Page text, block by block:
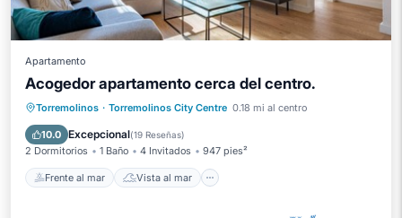
Apartamento
Acogedor apartamento cerca del centro.
Torremolinos · Torremolinos City Centre 0.18 mi al centro
10.0 Excepcional(19 Reseñas)
2 Dormitorios 1 Baño 4 Invitados 947 pies²
Frente al mar Vista al mar
Frente al mar Vista al mar
Vistas
Cocina